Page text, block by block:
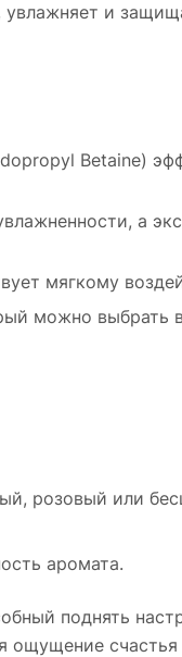
увлажняет и
Betaine)
а
мягкому
можно выбрать
розовый или
аромата.
поднять
ощущение